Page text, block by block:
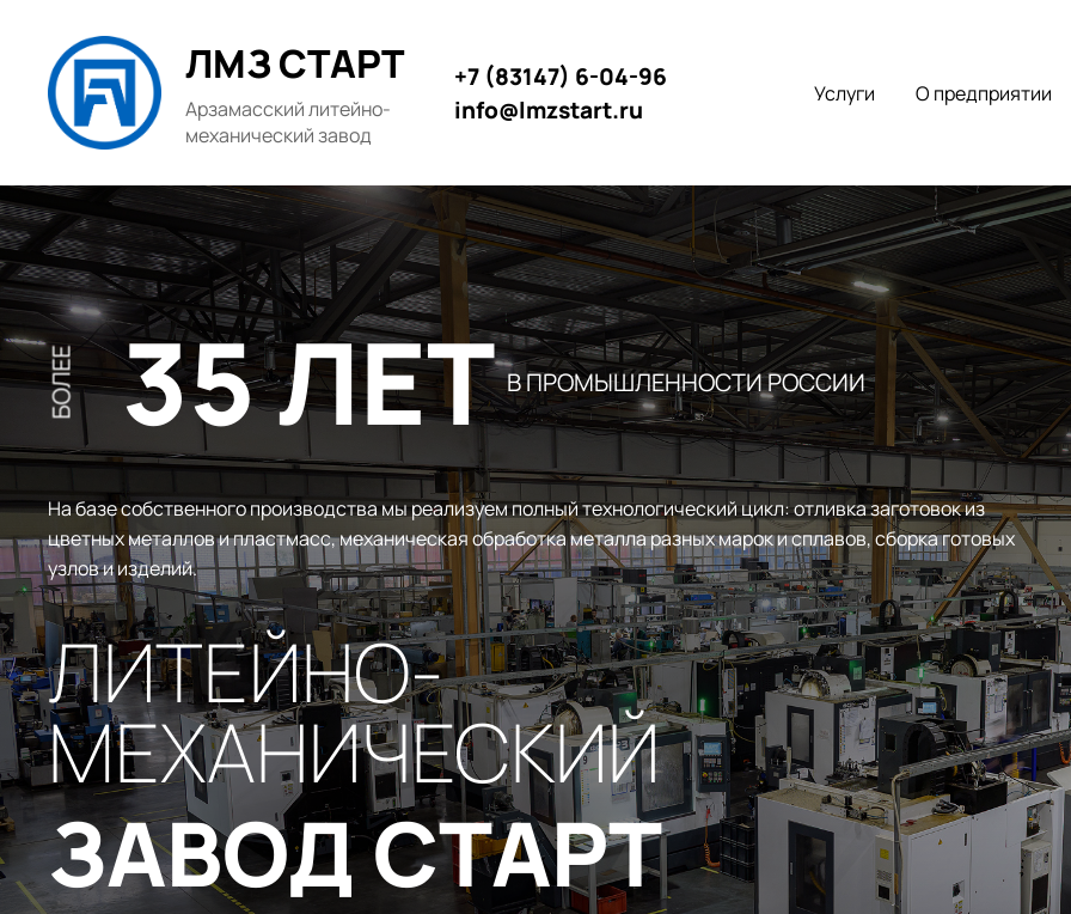
ЛМЗ СТАРТ
Арзамасский литейно-
механический завод
Услуги О предприятии
+7 (83147) 6-04-96
info@lmzstart.ru
БОЛЕЕ 35 ЛЕТ В ПРОМЫШЛЕННОСТИ РОССИИ
На базе собственного производства мы реализуем полный технологический цикл: отливка заготовок из
цветных металлов и пластмасс, механическая обработка металла разных марок и сплавов, сборка готовых
узлов и изделий.
ЛИТЕЙНО-
МЕХАНИЧЕСКИЙ
ЗАВОД СТАРТ